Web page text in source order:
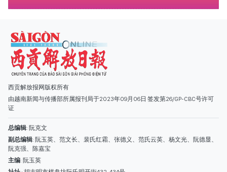
副总编辑: 阮玉英、范文长、裴氏红霜、张德义、范氏云英、杨文光、阮德显、
阮克强、陈嘉宝
主编: 阮玉英
社址: 胡志明市棋盘坊阮氏明开街432-434号
总台: (028) 39294091 - 转 060
热线: 096.558.1888
编辑部: (028) 39294092 - 转 060
电子信箱
广告部
(028) 38334185
quangcaohoavan09@gmail.com;